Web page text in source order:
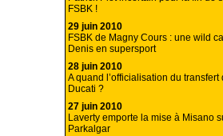
FSBK !
29 juin 2010
FSBK de Magny Cours : une wild
Denis en supersport
28 juin 2010
A quand l’officialisation du
Ducati ?
27 juin 2010
Laverty emporte la mise à Misano
Parkalgar